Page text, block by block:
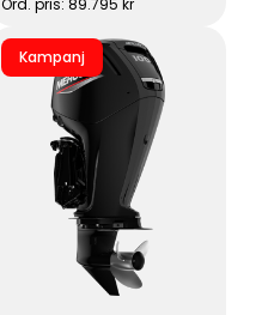
Kampanj